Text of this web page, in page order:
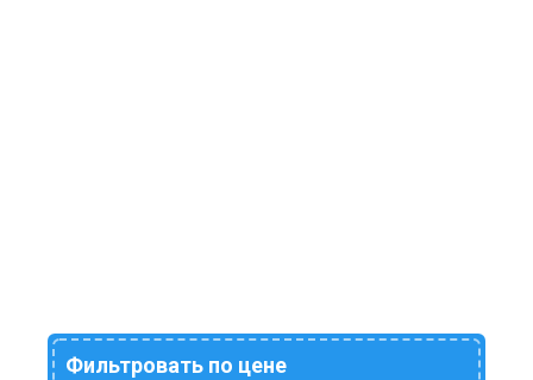
Фильтровать по цене